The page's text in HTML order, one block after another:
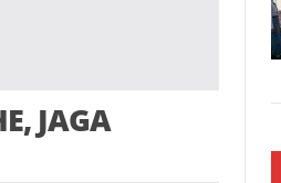
JAGA